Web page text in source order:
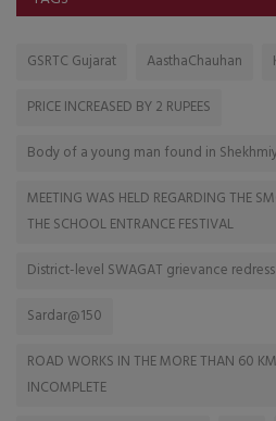
GSRTC Gujarat AasthaChauhan
PRICE INCREASED BY 2 RUPEES
Body of a young man found in
MEETING WAS HELD REGARDING THE
THE SCHOOL ENTRANCE FESTIVAL
District-level SWAGAT grievance
Sardar@150
ROAD WORKS IN THE MORE THAN 60
INCOMPLETE